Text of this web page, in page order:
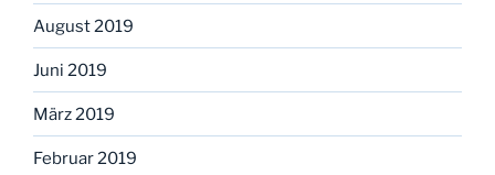
August 2019
Juni 2019
März 2019
Februar 2019